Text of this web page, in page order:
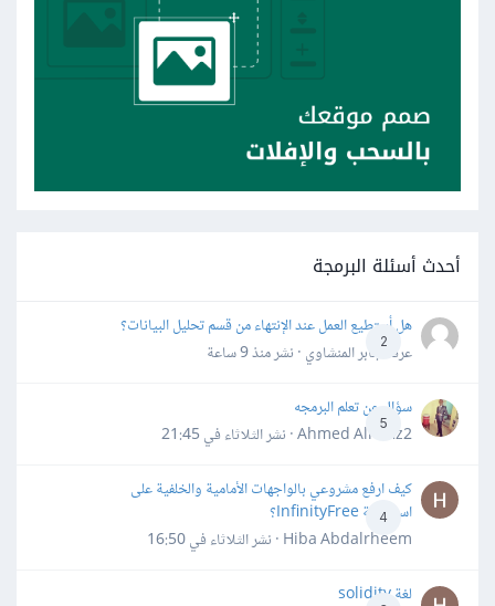
أحدث أسئلة البرمجة
2
هل أستطيع العمل عند الإنتهاء من قسم تحليل البيانات؟
عرفه جابر المنشاوي · نشرمنذ 9 ساعة
5
سؤال عن تعلم البرمجه
Ahmed Alhafiz2 · نشر
الثلاثاء في 21:45
4
كيف ارفع مشروعي بالواجهات الأمامية والخلفية على
استضافة InfinityFree؟
Hiba Abdalrheem · نشر
الثلاثاء في 16:50
لغة solidity